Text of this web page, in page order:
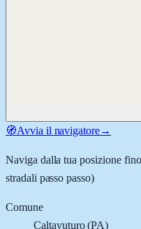
🧭Avvia il navigatore→
Naviga dalla tua posizione
stradali passo passo)
Comune
Caltavuturo(PA)